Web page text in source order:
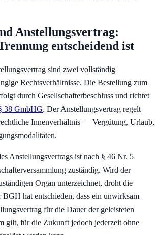
Anstellungsvertrag:
entscheidend ist
sind zwei vollständig
Rechtsverhältnisse. Die Bestellung zum
durch Gesellschafterbeschluss und richtet
38 GmbHG. Der Anstellungsvertrag regelt
Innenverhältnis — Vergütung, Urlaub,
Anstellungsvertrags ist nach § 46 Nr. 5
zuständig. Wird der
Organ unterzeichnet, droht die
hat entschieden, dass ein unwirksam
für die Dauer der geleisteten
gilt, für die Zukunft jedoch jederzeit ohne